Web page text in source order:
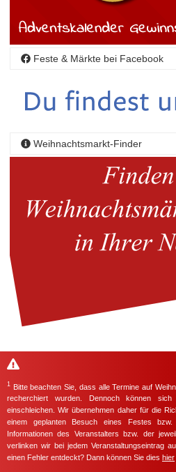
Feste & Märkte bei Facebook
Weihnachtsmarkt-Finder
1
Bitte beachten Sie, dass alle Termine auf
recherchiert wurden. Dennoch können
einschleichen. Wir übernehmen daher für die
einem geplanten Besuch eines Festes
Informationen des Veranstalters bzw. der
verlinken wir bei jedem Veranstaltungseintrag
einen Fehler entdeckt? Dann können Sie dies hier